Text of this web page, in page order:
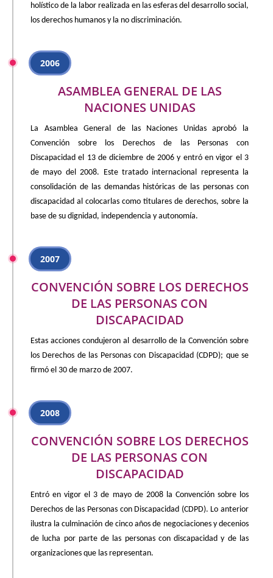
holístico de la labor realizada en las esferas del desarrollo social,
los derechos humanos y la no discriminación.
ASAMBLEA GENERAL DE LAS
NACIONES UNIDAS
La Asamblea General de las Naciones Unidas aprobó la
Convención sobre los Derechos de las Personas con
Discapacidad el 13 de diciembre de 2006 y entró en vigor el 3
de mayo del 2008. Este tratado internacional representa la
consolidación de las demandas históricas de las personas con
discapacidad al colocarlas como titulares de derechos, sobre la
base de su dignidad, independencia y autonomía.
2006
CONVENCIÓN SOBRE LOS DERECHOS
DE LAS PERSONAS CON
DISCAPACIDAD
Estas acciones condujeron al desarrollo de la Convención sobre
los Derechos de las Personas con Discapacidad (CDPD); que se
firmó el 30 de marzo de 2007.
2007
CONVENCIÓN SOBRE LOS DERECHOS
DE LAS PERSONAS CON
DISCAPACIDAD
Entró en vigor el 3 de mayo de 2008 la Convención sobre los
Derechos de las Personas con Discapacidad (CDPD). Lo anterior
ilustra la culminación de cinco años de negociaciones y decenios
de lucha por parte de las personas con discapacidad y de las
organizaciones que las representan.
2008